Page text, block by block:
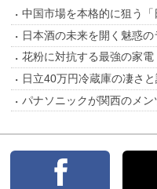
中国市場を本格的に狙う
日本酒の未来を開く魅惑の
花粉に対抗する最強の家電
日立40万円冷蔵庫の凄さと
パナソニックが関西のメ